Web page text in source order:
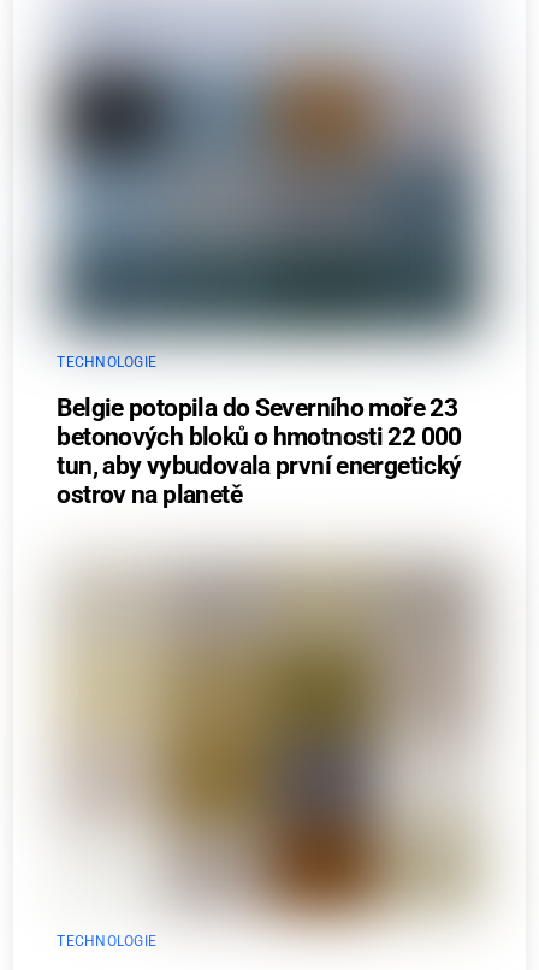
TECHNOLOGIE
Belgie potopila do Severního moře 23
betonových bloků o hmotnosti 22 000
tun, aby vybudovala první energetický
ostrov na planetě
TECHNOLOGIE